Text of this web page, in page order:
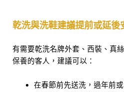
乾洗與洗鞋建議提前或延後
有需要乾洗名牌外套、西裝、真
保養的客人，建議可以：
在春節前先送洗，過年前